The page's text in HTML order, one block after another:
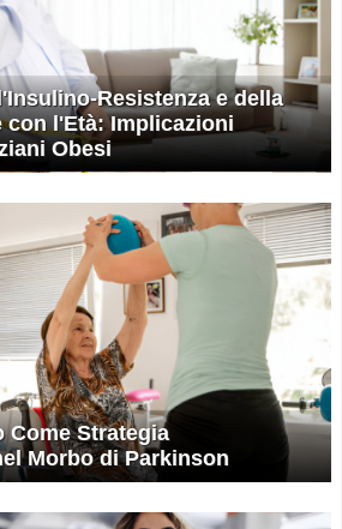
Resistenza e della
con l'Età: Implicazioni
Obesi
Come Strategia
Morbo di Parkinson